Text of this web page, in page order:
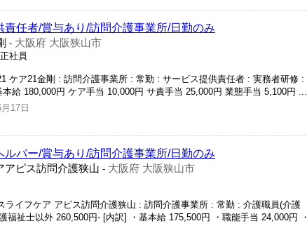
任者/賞与あり/訪問介護事業所/日勤のみ
- 大阪府 大阪狭山市
社員
ケア21金剛 : 訪問介護事業所 : 常勤 : サービス提供責任者 : 実務者研修 :
給 180,000円 ケア手当 10,000円 サ責手当 25,000円 業態手当 5,100円 ...
17日
パー/賞与あり/訪問介護事業所/日勤のみ
アピス訪問介護狭山 - 大阪府 大阪狭山市
ライフケア アピス訪問介護狭山 : 訪問介護事業所 : 常勤 : 介護職員(介護
福祉士以外 260,500円- [内訳] ・基本給 175,500円 ・職能手当 24,000円 ・